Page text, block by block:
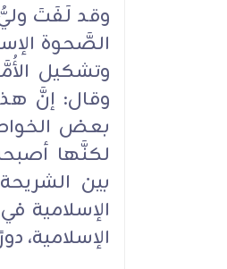
وقد لَفَتَ وليُّ
الصَّحوة
وتشكيل
وقال: إنَّ
بعض
لكنَّها
بين
الإسلامية
الإسلامية،